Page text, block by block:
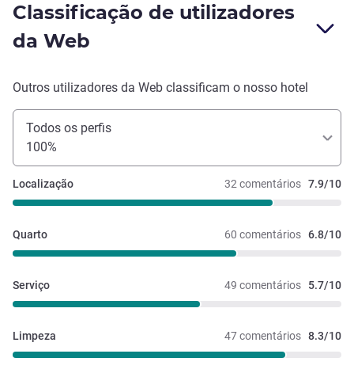
Classificação de utilizadores
da Web
Outros utilizadores da Web classificam o nosso hotel
Todos os perfis
100%
32 comentários 7.9/10
Localização
60 comentários 6.8/10
Quarto
49 comentários 5.7/10
Serviço
47 comentários 8.3/10
Limpeza